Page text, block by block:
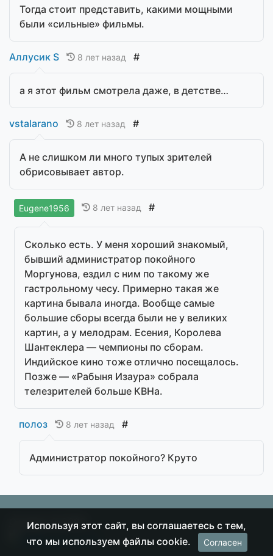
Тогда стоит представить, какими мощными
были «сильные» фильмы.
Аллусик S 8 лет назад #
а я этот фильм смотрела даже, в детстве…
vstalarano 8 лет назад #
А не слишком ли много тупых зрителей
обрисовывает автор.
Eugene1956 8 лет назад #
Сколько есть. У меня хороший знакомый,
бывший администратор покойного
Моргунова, ездил с ним по такому же
гастрольному чесу. Примерно такая же
картина бывала иногда. Вообще самые
большие сборы всегда были не у великих
картин, а у мелодрам. Есения, Королева
Шантеклера — чемпионы по сборам.
Индийское кино тоже отлично посещалось.
Позже — «Рабыня Изаура» собрала
телезрителей больше КВНа.
полоз 8 лет назад #
Администратор покойного? Круто
Острие © 2026
Используя этот сайт, вы соглашаетесь с тем,
что мы используем файлы cookie.
Согласен